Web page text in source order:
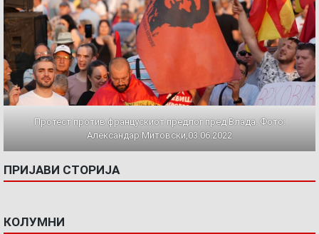
Протест против францускиот предлог пред Влада. Фото:
Александар Митовски,03.06.2022
ПРИЈАВИ СТОРИЈА
КОЛУМНИ